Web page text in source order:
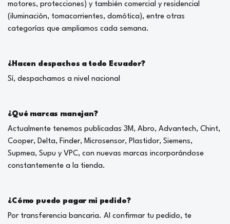
motores, protecciones) y también comercial y residencial
(iluminación, tomacorrientes, domótica), entre otras
categorías que ampliamos cada semana.
¿Hacen despachos a todo Ecuador?
Sí, despachamos a nivel nacional
¿Qué marcas manejan?
Actualmente tenemos publicadas 3M, Abro, Advantech, Chint,
Cooper, Delta, Finder, Microsensor, Plastidor, Siemens,
Supmea, Supu y VPC, con nuevas marcas incorporándose
constantemente a la tienda.
¿Cómo puedo pagar mi pedido?
Por transferencia bancaria. Al confirmar tu pedido, te